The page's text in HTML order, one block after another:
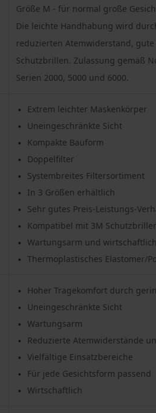
Größe M - für normal große
Die leichte Handhabung wird
reduzierten Atemwiderstand,
Schutzbrillen. Zulassung gemäß
Serien 2000, 5000 und 6000.
Extrem leichter Maskenkörper
Uneingeschränkte Sicht
Kompakte Bauform
Doppelfilter
Systembreites Filtersortiment
In 3 Größen erhältlich
Sehr gutes Preis-Leistungs-
Kompatibel mit 3M
Wartungsarm und wirtschaftlich
Thermoplastisches Elastomer/
Hoher Tragekomfort durch
Uneingeschränkte Sicht
Wartungsarm
Reduzierte Atemwiderstände
Vielfältige Einsatzbereiche
Für jede Gesichtsform passend
Wirtschaftlich